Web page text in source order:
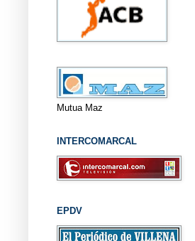
Mutua Maz
INTERCOMARCAL
EPDV